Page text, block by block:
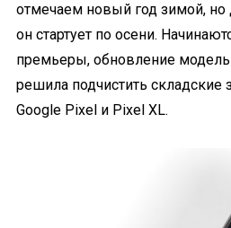
отмечаем новый год зимой, но
он стартует по осени.
премьеры, обновление
решила подчистить складские
Google Pixel и Pixel XL.